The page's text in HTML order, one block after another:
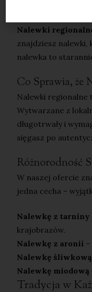
Nalewki
znajdziesz nalewki,
nalewka to
Co Sprawia, że
Nalewki regionalne
Wytwarzane z
długotrwały i
sięgasz po
Różnorodność
W naszej ofercie
jedna cecha –
Nalewkę z tarniny
krajobrazów.
Nalewkę z aronii
Nalewkę śliwkową
Nalewkę miodową
Tradycja w